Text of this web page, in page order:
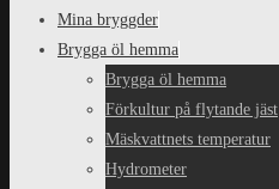
Mina bryggder
Brygga öl hemma
Brygga öl hemma
Förkultur på flytande jäst
Mäskvattnets temperatur
Hydrometer